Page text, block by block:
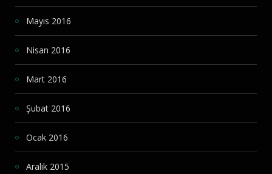
Mayıs 2016
Nisan 2016
Mart 2016
Şubat 2016
Ocak 2016
Aralık 2015